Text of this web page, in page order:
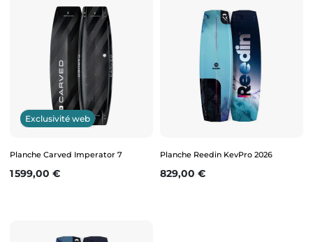
Exclusivité web
Planche Carved Imperator 7
Prix
1 599,00 €
Planche Reedin KevPro 2026
Prix
829,00 €